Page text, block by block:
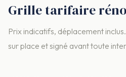
Grille tarifaire
Prix indicatifs, déplacement
sur place et signé avant toute